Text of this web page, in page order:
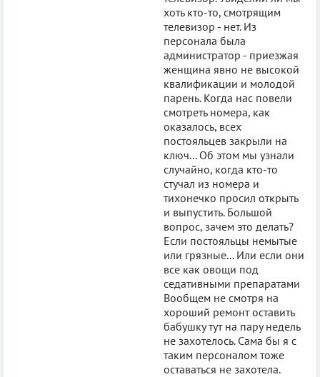
хоть кто-то, смотрящим
телевизор - нет. Из
персонала была
администратор - приезжая
женщина явно не высокой
квалификации и молодой
парень. Когда нас повели
смотреть номера, как
оказалось, всех
постояльцев закрыли на
ключ... Об этом мы узнали
случайно, когда кто-то
стучал из номера и
тихонечко просил открыть
и выпустить. Большой
вопрос, зачем это делать?
Если постояльцы немытые
или грязные... Или если они
все как овощи под
седативными препаратами
Вообщем не смотря на
хороший ремонт оставить
бабушку тут на пару недель
не захотелось. Сама бы я с
таким персоналом тоже
оставаться не захотела.